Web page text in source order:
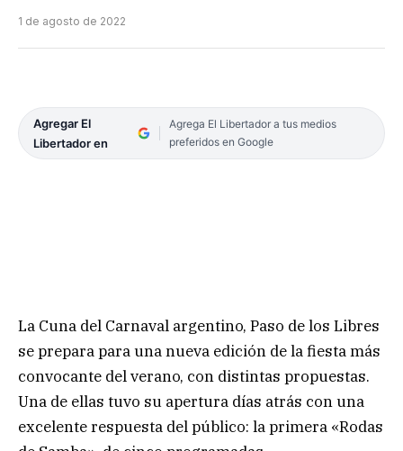
1 de agosto de 2022
Agregar El
Libertador en
Agrega El Libertador a tus medios
preferidos en Google
La Cuna del Carnaval argentino, Paso de los Libres
se prepara para una nueva edición de la fiesta más
convocante del verano, con distintas propuestas.
Una de ellas tuvo su apertura días atrás con una
excelente respuesta del público: la primera «Rodas